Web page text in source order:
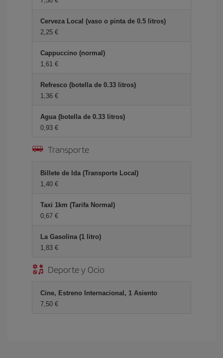
Cerveza Local (vaso o pinta de 0.5 litros)
2,25 €
Cappuccino (normal)
1,61 €
Refresco (botella de 0.33 litros)
1,36 €
Agua (botella de 0.33 litros)
0,93 €
Transporte
Billete de Ida (Transporte Local)
1,40 €
Taxi 1km (Tarifa Normal)
0,67 €
La Gasolina (1 litro)
1,83 €
Deporte y Ocio
Cine, Estreno Internacional, 1 Asiento
7,50 €